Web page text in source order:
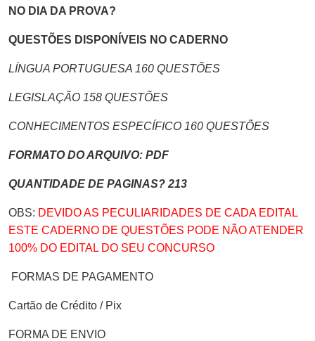
NO DIA DA PROVA?
QUESTÕES DISPONÍVEIS NO CADERNO
LÍNGUA PORTUGUESA 160 QUESTÕES
LEGISLAÇÃO 158 QUESTÕES
CONHECIMENTOS ESPECÍFICO 160 QUESTÕES
FORMATO DO ARQUIVO: PDF
QUANTIDADE DE PAGINAS? 213
OBS: DEVIDO AS PECULIARIDADES DE CADA EDITAL
ESTE CADERNO DE QUESTÕES PODE NÃO ATENDER
100% DO EDITAL DO SEU CONCURSO
FORMAS DE PAGAMENTO
Cartão de Crédito / Pix
FORMA DE ENVIO